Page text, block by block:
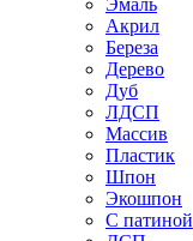
Эмаль
Акрил
Береза
Дерево
Дуб
ЛДСП
Массив
Пластик
Шпон
Экошпон
С патиной